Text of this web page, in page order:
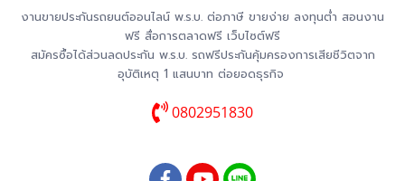
งานขายประกันรถยนต์ออนไลน์ พ.ร.บ. ต่อภาษี ขายง่าย ลงทุนต่ำ สอนงาน
ฟรี สื่อการตลาดฟรี เว็บไซต์ฟรี
สมัครซื้อได้ส่วนลดประกัน พ.ร.บ. รถฟรีประกันคุ้มครองการเสียชีวิตจาก
อุบัติเหตุ 1 แสนบาท ต่อยอดธุรกิจ
0802951830